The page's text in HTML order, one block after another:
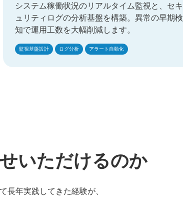
システム稼働状況のリアルタイム監視と、セキ
ュリティログの分析基盤を構築。異常の早期検
知で運用工数を大幅削減します。
監視基盤設計 ログ分析 アラート自動化
いただけるのか
長年実践してきた経験が、